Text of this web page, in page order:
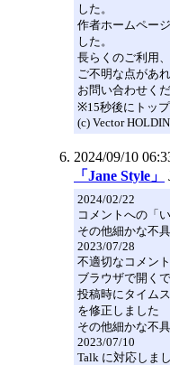
した。
作者ホームペー
した。
長らくのご利用
ご不明な点があ
お問い合わせくだ
※15秒後にトップ
(c) Vector
2024/09/10
「Jane Style」
2024/02/22
コメントへの「
その他細かな不
2023/07/28
不適切なコメン
ブラウザで開く
投稿時にタイム
を修正しました
その他細かな不
2023/07/10
Talk に対応しま